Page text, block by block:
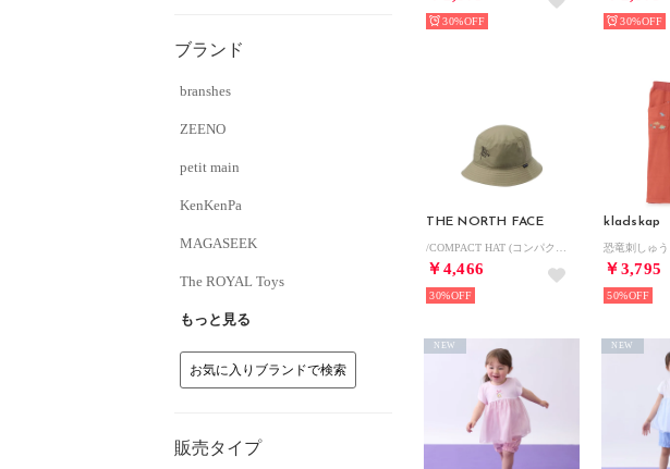
ブランド
branshes
ZEENO
petit main
KenKenPa
MAGASEEK
The ROYAL Toys
もっと見る
お気に入りブランドで検索
販売タイプ
30% 30%
THE NORTH FACE
￥4,466
30%
kladskap
￥3,795
50%
NEW NEW